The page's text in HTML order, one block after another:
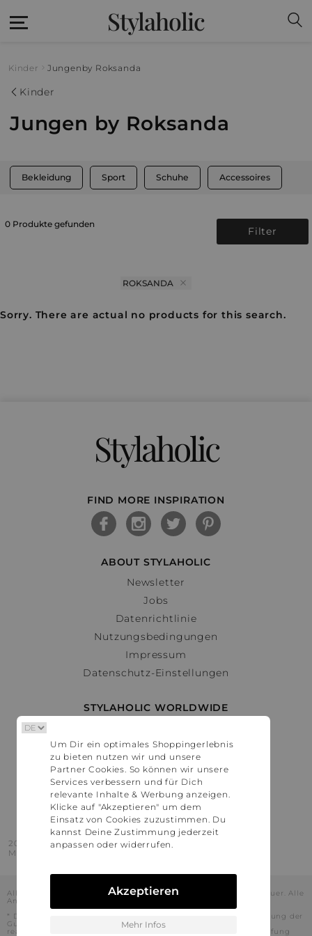
Stylaholic
Kinder Jungen by Roksanda
Kinder
Jungen by Roksanda
Bekleidung Sport Schuhe Accessoires
0 Produkte gefunden
Filter
ROKSANDA
Sorry. There are actual no products for this search.
Stylaholic
FIND MORE INSPIRATION
ABOUT STYLAHOLIC
Newsletter
Jobs
Datenrichtlinie
Nutzungsbedingungen
Impressum
Datenschutz-Einstellungen
STYLAHOLIC WORLDWIDE
Österreich
Schweiz
France
United States
2016 - 2026 © Stylaholic.
Made for you with love in munich.
Alle Preise inkl. der jeweils geltenden gesetzlichen Mehrwertsteuer. Alle
Angaben ohne Gewähr.
* Die angezeigten Preise beinhalten Rabatte, die durch die Nutzung der
Gutschein-Codes auf den Seiten unserer Partner voraussichtlich
realisiert werden können. Stylaholic führt keine vollständige Prüfung
Um Dir ein optimales Shoppingerlebnis
zu bieten nutzen wir und unsere
Partner Cookies. So können wir unsere
Services verbessern und für Dich
relevante Inhalte & Werbung anzeigen.
Klicke auf "Akzeptieren" um dem
Einsatz von Cookies zuzustimmen. Du
kannst Deine Zustimmung jederzeit
anpassen oder widerrufen.
Akzeptieren
Mehr Infos